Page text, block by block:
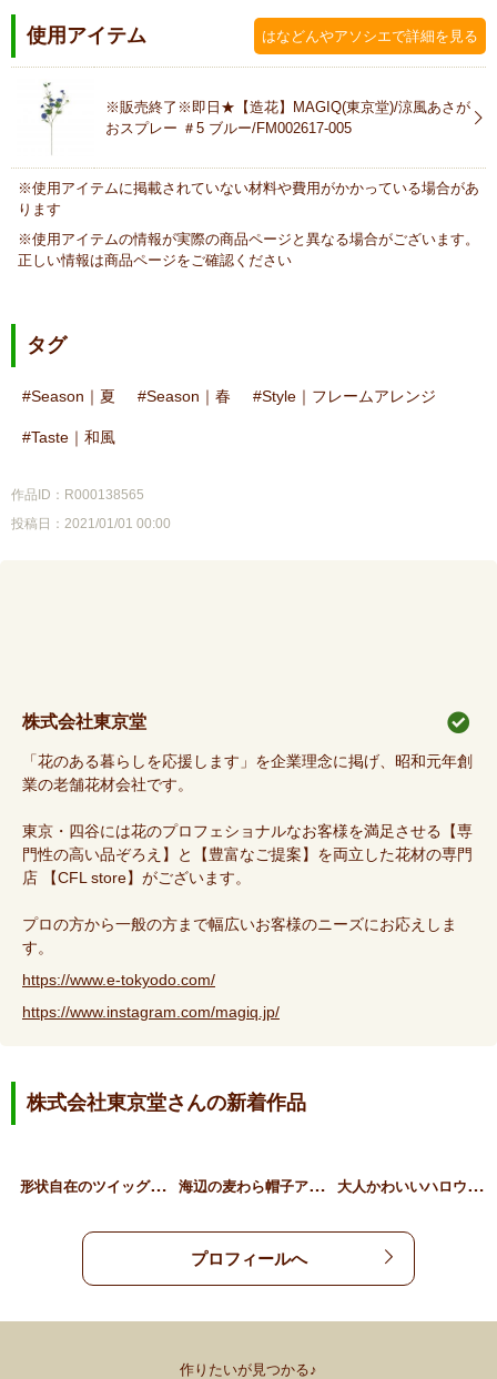
使用アイテム はなどんやアソシエで詳細を見る
※販売終了※即日★【造花】MAGIQ(東京堂)/涼風あさが
おスプレー ＃5 ブルー/FM002617-005
※使用アイテムに掲載されていない材料や費用がかかっている場合があ
ります
※使用アイテムの情報が実際の商品ページと異なる場合がございます。
正しい情報は商品ページをご確認ください
タグ
Season｜夏 Season｜春 Style｜フレームアレンジ
Taste｜和風
作品ID：R000138565
投稿日：2021/01/01 00:00
株式会社東京堂
「花のある暮らしを応援します」を企業理念に掲げ、昭和元年創
業の老舗花材会社です。
東京・四谷には花のプロフェショナルなお客様を満足させる【専
門性の高い品ぞろえ】と【豊富なご提案】を両立した花材の専門
店 【CFL store】がございます。
プロの方から一般の方まで幅広いお客様のニーズにお応えしま
す。
https://www.e-tokyodo.com/
https://www.instagram.com/magiq.jp/
株式会社東京堂さんの新着作品
形
状自在のツイッグリース 海
辺の麦わら帽子アレンジ 大
人かわいいハロウィン猫ア…
プロフィールへ
作りたいが見つかる♪